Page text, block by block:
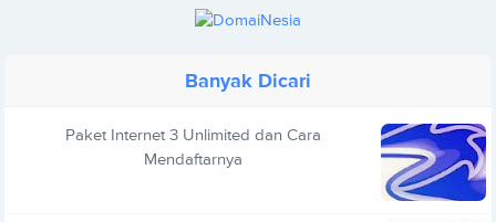
Banyak Dicari
Paket Internet 3 Unlimited dan Cara
Mendaftarnya